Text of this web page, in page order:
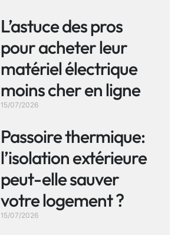
L’astuce des pros
pour acheter leur
matériel électrique
moins cher en ligne
15/07/2026
Passoire thermique:
l’isolation extérieure
peut-elle sauver
votre logement ?
15/07/2026